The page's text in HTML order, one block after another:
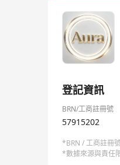
登記資訊
BRN/工商註冊號
57915202
*BRN / 工商註冊
*數據來源與責任